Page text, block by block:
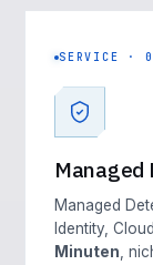
SERVICE ·
Managed
Managed
Identity,
Minuten,